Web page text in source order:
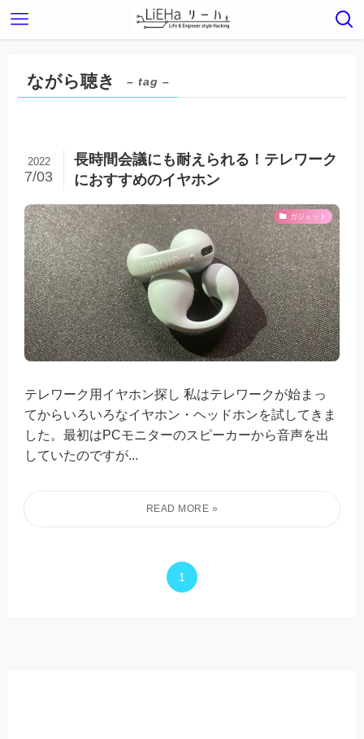
ながら聴き – tag –
長時間会議にも耐えられる！テレワーク
におすすめのイヤホン
2022
7/03
ガジェット
テレワーク用イヤホン探し 私はテレワークが始まっ
てからいろいろなイヤホン・ヘッドホンを試してきま
した。最初はPCモニターのスピーカーから音声を出
していたのですが...
1